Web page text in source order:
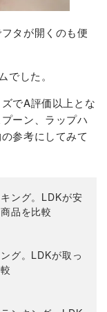
タが開くのも便
した。
でA評価以上とな
ーン、ラップハ
参考にしてみて
ング。LDKが安
品を比較
グ。LDKが取っ